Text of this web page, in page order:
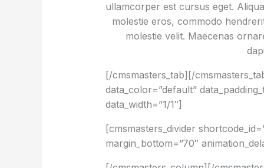
ullamcorper est cursus eget.
molestie eros, commodo
molestie velit. Maecenas
[/cmsmasters_tab][/
data_color=”default”
data_width=”1/1″]
[cmsmasters_divider
margin_bottom=”70″